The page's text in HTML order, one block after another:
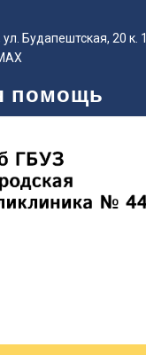
Будапештская, 20 к. 1
помощь